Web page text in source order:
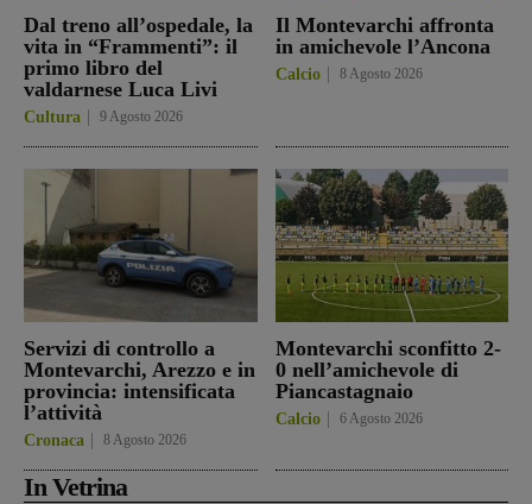
Dal treno all’ospedale, la
vita in “Frammenti”: il
primo libro del
valdarnese Luca Livi
Cultura 9 Agosto 2026
Il Montevarchi affronta
in amichevole l’Ancona
Calcio 8 Agosto 2026
Servizi di controllo a
Montevarchi, Arezzo e in
provincia: intensificata
l’attività
Cronaca 8 Agosto 2026
Montevarchi sconfitto 2-
0 nell’amichevole di
Piancastagnaio
Calcio 6 Agosto 2026
In Vetrina